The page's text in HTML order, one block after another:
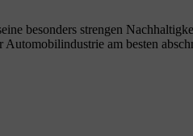
besonders strengen
am besten